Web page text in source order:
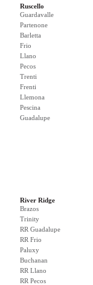
Ruscello
Guardavalle
Partenone
Barletta
Frio
Llano
Pecos
Trenti
Frenti
Llemona
Pescina
Guadalupe
River Ridge
Brazos
Trinity
RR Guadalupe
RR Frio
Paluxy
Buchanan
RR Llano
RR Pecos